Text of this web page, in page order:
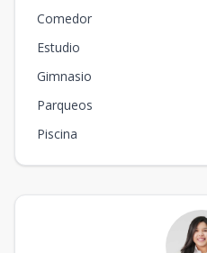
Comedor
Estudio
Gimnasio
Parqueos
Piscina